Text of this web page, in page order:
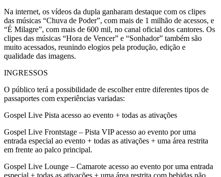
Na internet, os vídeos da dupla ganharam destaque com os clipes
das músicas “Chuva de Poder”, com mais de 1 milhão de acessos, e
“É Milagre”, com mais de 600 mil, no canal oficial dos cantores. Os
clipes das músicas “Hora de Vencer” e “Sonhador” também são
muito acessados, reunindo elogios pela produção, edição e
qualidade das imagens.
INGRESSOS
O público terá a possibilidade de escolher entre diferentes tipos de
passaportes com experiências variadas:
Gospel Live Pista acesso ao evento + todas as ativações
Gospel Live Frontstage – Pista VIP acesso ao evento por uma
entrada especial ao evento + todas as ativações + uma área restrita
em frente ao palco principal.
Gospel Live Lounge – Camarote acesso ao evento por uma entrada